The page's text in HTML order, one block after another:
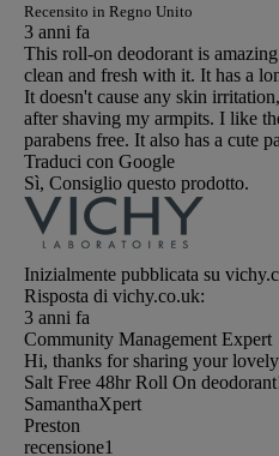
Recensito in Regno Unito
3 anni fa
This roll-on deodorant is
clean and fresh with it. It has a
It doesn't cause any skin
after shaving my armpits. I like
parabens free. It also has a cute
Traduci con Google
Sì, Consiglio questo prodotto.
Inizialmente pubblicata su
Risposta di vichy.co.uk:
3 anni fa
Community Management Expert
Hi, thanks for sharing your
Salt Free 48hr Roll On
SamanthaXpert
Preston
recensione1